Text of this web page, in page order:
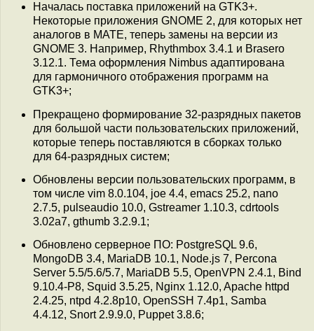
Началась поставка приложений на GTK3+.
Некоторые приложения GNOME 2, для которых нет
аналогов в MATE, теперь замены на версии из
GNOME 3. Например, Rhythmbox 3.4.1 и Brasero
3.12.1. Тема оформления Nimbus адаптирована
для гармоничного отображения программ на
GTK3+;
Прекращено формирование 32-разрядных пакетов
для большой части пользовательских приложений,
которые теперь поставляются в сборках только
для 64-разрядных систем;
Обновлены версии пользовательских программ, в
том числе vim 8.0.104, joe 4.4, emacs 25.2, nano
2.7.5, pulseaudio 10.0, Gstreamer 1.10.3, cdrtools
3.02a7, gthumb 3.2.9.1;
Обновлено серверное ПО: PostgreSQL 9.6,
MongoDB 3.4, MariaDB 10.1, Node.js 7, Percona
Server 5.5/5.6/5.7, MariaDB 5.5, OpenVPN 2.4.1, Bind
9.10.4-P8, Squid 3.5.25, Nginx 1.12.0, Apache httpd
2.4.25, ntpd 4.2.8p10, OpenSSH 7.4p1, Samba
4.4.12, Snort 2.9.9.0, Puppet 3.8.6;